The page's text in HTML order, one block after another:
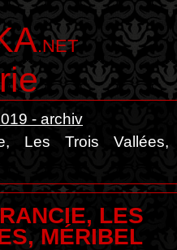
.NET
- archiv
Les Trois Vallées,
LES
MÉRIBEL